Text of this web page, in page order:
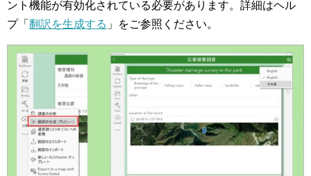
ント機能が有効化されている必要があります。詳細はヘル
プ「 翻訳を生成する 」をご参照ください。